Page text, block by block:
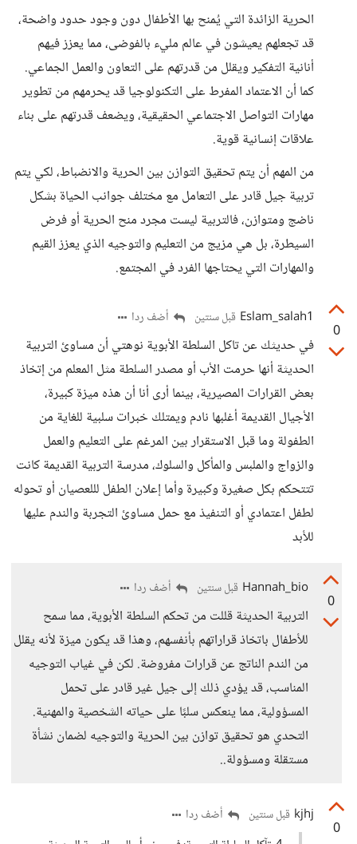
الحرية الزائدة التي يُمنح بها الأطفال دون وجود حدود واضحة،
قد تجعلهم يعيشون في عالم مليء بالفوضى، مما يعزز فيهم
أنانية التفكير ويقلل من قدرتهم على التعاون والعمل الجماعي.
كما أن الاعتماد المفرط على التكنولوجيا قد يحرمهم من تطوير
مهارات التواصل الاجتماعي الحقيقية، ويضعف قدرتهم على بناء
علاقات إنسانية قوية.
من المهم أن يتم تحقيق التوازن بين الحرية والانضباط، لكي يتم
تربية جيل قادر على التعامل مع مختلف جوانب الحياة بشكل
ناضج ومتوازن، فالتربية ليست مجرد منح الحرية أو فرض
السيطرة، بل هي مزيج من التعليم والتوجيه الذي يعزز القيم
والمهارات التي يحتاجها الفرد في المجتمع.
0
Eslam_salah1 قبل سنتين أضف ردا
في حديثك عن تاكل السلطة الأبوية نوهتي أن مساوئ التربية
الحديثة أنها حرمت الأب أو مصدر السلطة مثل المعلم من إتخاذ
بعض القرارات المصيرية، بينما أرى أنا أن هذه ميزة كبيرة،
الأجيال القديمة أغلبها نادم ويمتلك خبرات سلبية للغاية من
الطفولة وما قبل الاستقرار بين المرغم على التعليم والعمل
والزواج والملبس والمأكل والسلوك، مدرسة التربية القديمة كانت
تتتحكم بكل صغيرة وكبيرة وأما إعلان الطفل لللعصيان أو تحوله
لطفل اعتمادي أو التنفيذ مع حمل مساوئ التجربة والندم عليها
للأبد
0
Hannah_bio قبل سنتين أضف ردا
التربية الحديثة قللت من تحكم السلطة الأبوية، مما سمح
للأطفال باتخاذ قراراتهم بأنفسهم، وهذا قد يكون ميزة لأنه يقلل
من الندم الناتج عن قرارات مفروضة. لكن في غياب التوجيه
المناسب، قد يؤدي ذلك إلى جيل غير قادر على تحمل
المسؤولية، مما ينعكس سلبًا على حياته الشخصية والمهنية.
التحدي هو تحقيق توازن بين الحرية والتوجيه لضمان نشأة
مستقلة ومسؤولة..
0
kjhj قبل سنتين
أضف ردا